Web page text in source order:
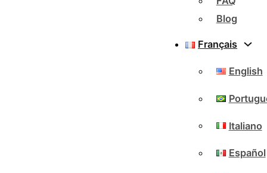
Blog
Français
English
Italiano
Español